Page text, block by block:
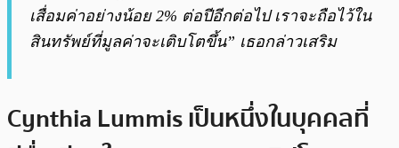
เสื่อมค่าอย่างน้อย 2% ต่อปีอีกต่อไป เราจะถือไว้ใน
สินทรัพย์ที่มูลค่าจะเติบโตขึ้น” เธอกล่าวเสริม
Cynthia Lummis เป็นหนึ่งในบุคคลที่